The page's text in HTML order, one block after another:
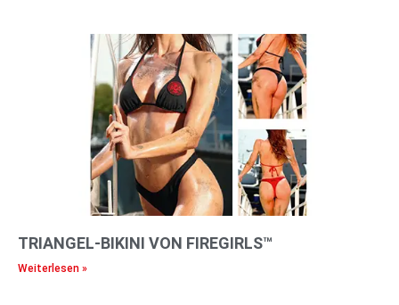
TRIANGEL-BIKINI VON FIREGIRLS™
Weiterlesen »